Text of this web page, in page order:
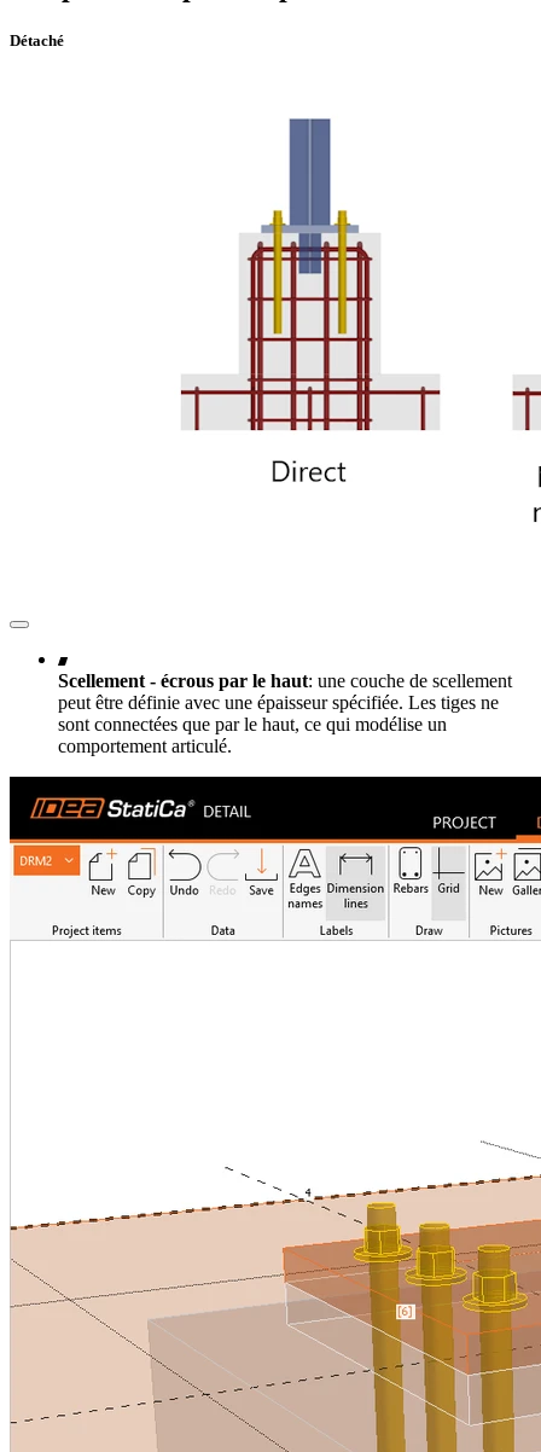
Détaché
Scellement - écrous par le haut: une couche de scellement
peut être définie avec une épaisseur spécifiée. Les tiges ne
sont connectées que par le haut, ce qui modélise un
comportement articulé.